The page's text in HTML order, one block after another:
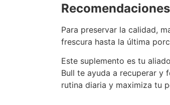
Para preservar la calidad,
frescura hasta la última
Este suplemento es tu
Bull te ayuda a recuperar y
rutina diaria y maximiza tu